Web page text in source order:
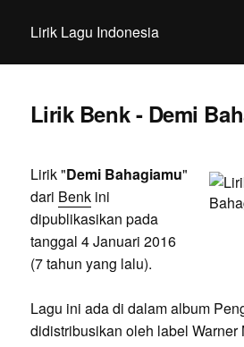
Lirik Lagu Indonesia
Lirik Benk - Demi
Lirik "Demi Bahagiamu"
dari Benkini
dipublikasikan pada
tanggal 4 Januari 2016
(7 tahun yang lalu).
Lagu ini ada di dalam album
didistribusikan oleh label Warner